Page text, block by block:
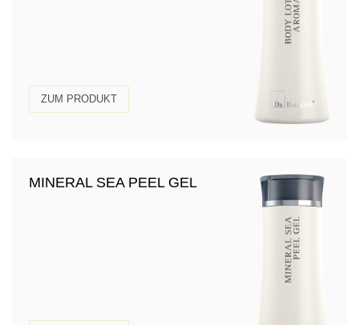
ZUM PRODUKT
MINERAL SEA PEEL GEL